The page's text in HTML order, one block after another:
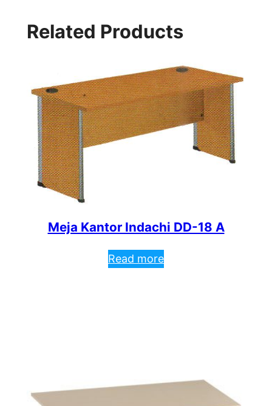
Related Products
Meja Kantor Indachi DD-18 A
Read more